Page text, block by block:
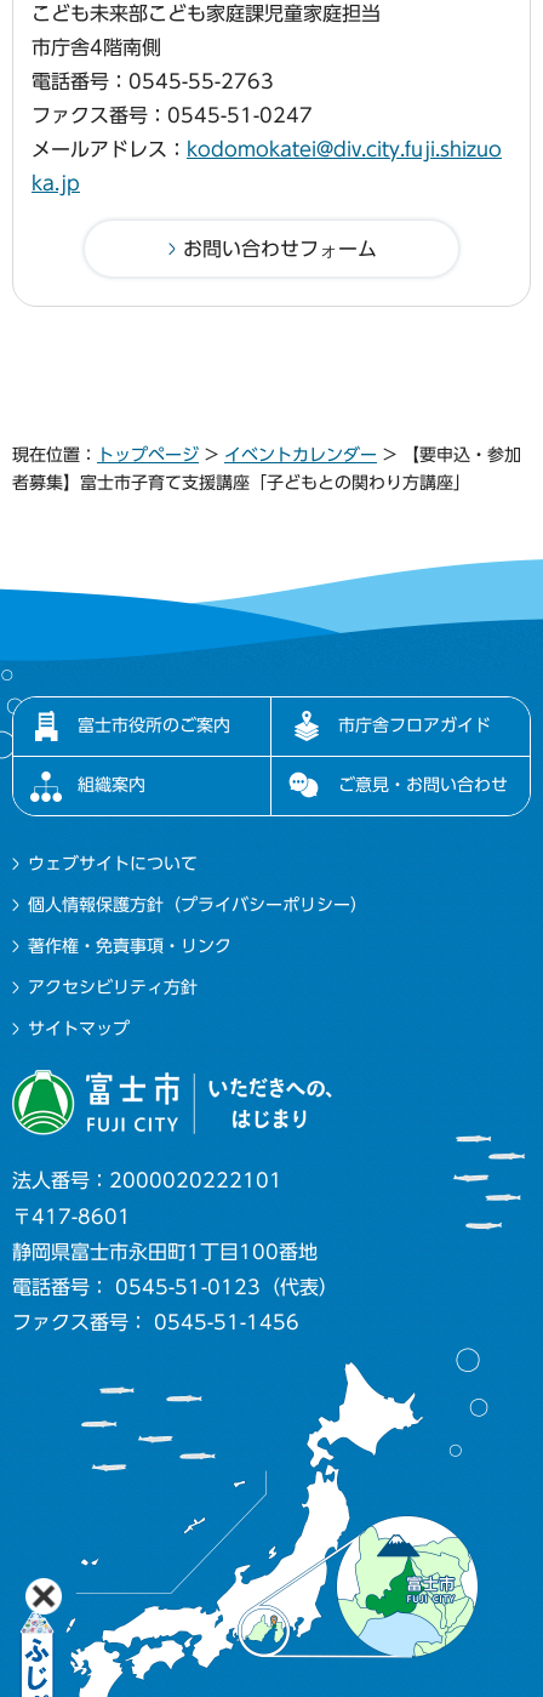
こども未来部こども家庭課児童家庭担当
市庁舎4階南側
電話番号：0545-55-2763
ファクス番号：0545-51-0247
メールアドレス： kodomokatei@div.city.fuji.shizuo
ka.jp
現在位置： トップページ > イベントカレンダー > 【要申込・参加
者募集】富士市子育て支援講座「子どもとの関わり方講座」
富士市役所のご案内 市庁舎フロアガイド
組織案内 ご意見・お問い合わせ
ウェブサイトについて
個人情報保護方針（プライバシーポリシー）
著作権・免責事項・リンク
アクセシビリティ方針
サイトマップ
法人番号：2000020222101
〒417-8601
静岡県富士市永田町1丁目100番地
電話番号： 0545-51-0123（代表）
ファクス番号： 0545-51-1456